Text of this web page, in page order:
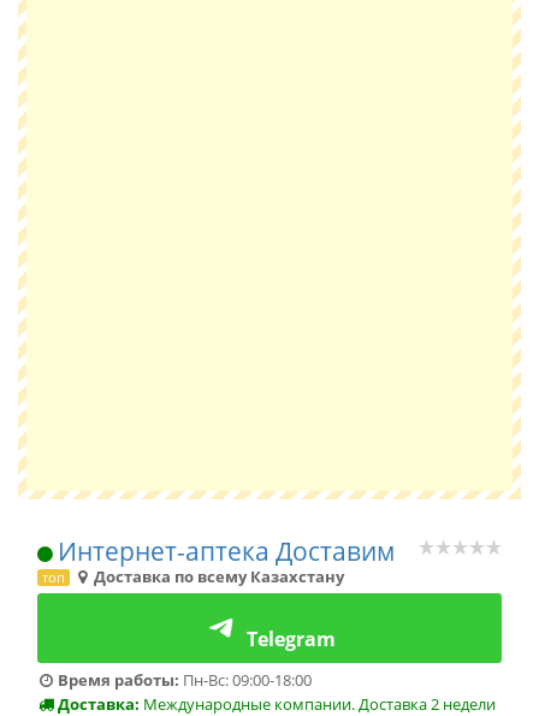
Интернет-аптека Доставим
топ Доставка по всему Казахстану
Telegram
Время работы: Пн-Вс: 09:00-18:00
Доставка: Международные компании. Доставка 2 недели